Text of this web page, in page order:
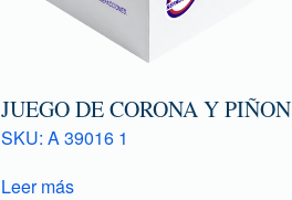
JUEGO DE CORONA Y PIÑON
SKU: A 39016 1
Leer más